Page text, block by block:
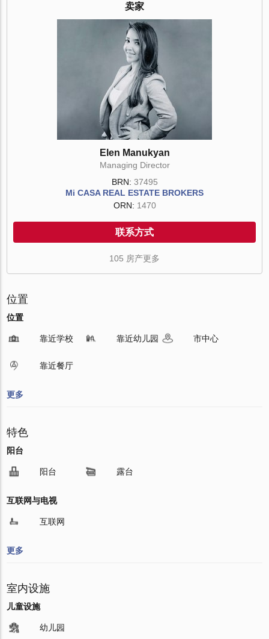
卖家
Elen Manukyan
Managing Director
BRN: 37495
Mi CASA REAL ESTATE BROKERS
ORN: 1470
联系方式
105 房产更多
位置
位置
靠近学校 靠近幼儿园 市中心
靠近餐厅
更多
特色
阳台
阳台 露台
互联网与电视
互联网
更多
室内设施
儿童设施
幼儿园